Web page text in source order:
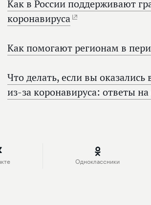
Как в России поддерживают
коронавируса
Как помогают регионам в
Что делать, если вы
из‑за коронавируса: ответы
Одноклассники